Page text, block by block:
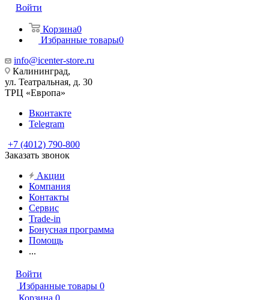
Войти
Корзина0
Избранные товары0
info@icenter-store.ru
Калининград,
ул. Театральная, д. 30
ТРЦ «Европа»
Вконтакте
Telegram
+7 (4012) 790-800
Заказать звонок
Акции
Компания
Контакты
Сервис
Trade-in
Бонусная программа
Помощь
...
Войти
Избранные товары 0
Корзина 0